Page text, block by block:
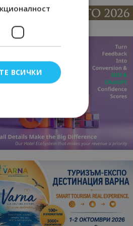
ВСИЧКИ
влизане и
съгласието
на сайта.